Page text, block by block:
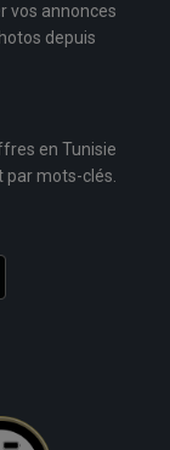
vos annonces
depuis
en Tunisie
par mots-clés.